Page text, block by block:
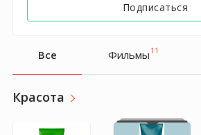
Подписаться
Все Фильмы 11
Красота